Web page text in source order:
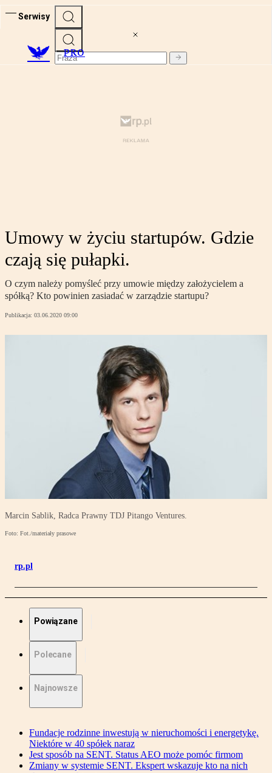
Serwisy
PRO
Umowy w życiu startupów. Gdzie
czają się pułapki.
O czym należy pomyśleć przy umowie między założycielem a
spółką? Kto powinien zasiadać w zarządzie startupu?
Publikacja: 03.06.2020 09:00
Marcin Sablik, Radca Prawny TDJ Pitango Ventures.
Foto: Fot./materiały prasowe
rp.pl
Powiązane
Polecane
Najnowsze
Fundacje rodzinne inwestują w nieruchomości i energetykę.
Niektóre w 40 spółek naraz
Jest sposób na SENT. Status AEO może pomóc firmom
Zmiany w systemie SENT. Ekspert wskazuje kto na nich